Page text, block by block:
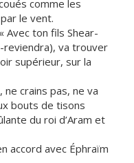
comme les
le vent.
Avec ton fils Shear-
reviendra), va trouver
supérieur, sur la
ne crains pas, ne va
bouts de tisons
du roi d’Aram et
accord avec Éphraïm